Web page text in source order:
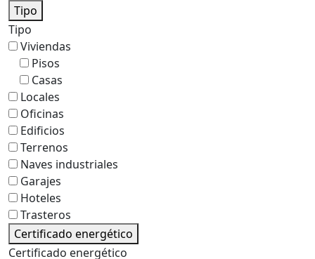
Tipo
Tipo
Viviendas
Pisos
Casas
Locales
Oficinas
Edificios
Terrenos
Naves industriales
Garajes
Hoteles
Trasteros
Certificado energético
Certificado energético